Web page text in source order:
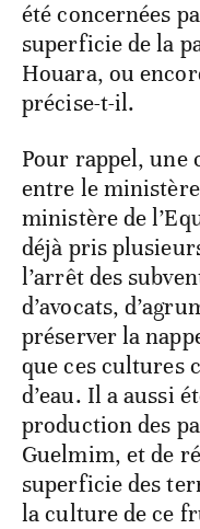
été concernées
superficie de la
Houara, ou
précise-t-il.
Pour rappel, une
entre le
ministère de
déjà pris
l’arrêt des
d’avocats,
préserver la
que ces cultures
d’eau. Il a aussi
production des
Guelmim, et de
superficie des
la culture de ce